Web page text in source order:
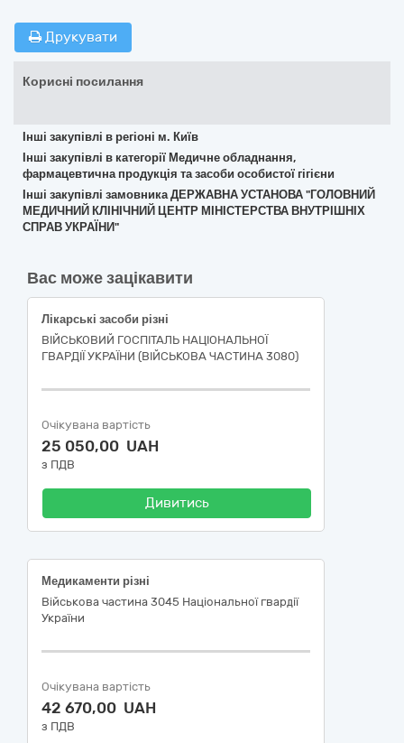
Друкувати
Корисні посилання
Інші закупівлі в регіоні м. Київ
Інші закупівлі в категорії Медичне обладнання,
фармацевтична продукція та засоби особистої гігієни
Інші закупівлі замовника ДЕРЖАВНА УСТАНОВА "ГОЛОВНИЙ
МЕДИЧНИЙ КЛІНІЧНИЙ ЦЕНТР МІНІСТЕРСТВА ВНУТРІШНІХ
СПРАВ УКРАЇНИ"
Вас може зацікавити
Лікарські засоби різні
ВІЙСЬКОВИЙ ГОСПІТАЛЬ НАЦІОНАЛЬНОЇ
ГВАРДІЇ УКРАЇНИ (ВІЙСЬКОВА ЧАСТИНА 3080)
Очікувана вартість
25 050,00 UAH
з ПДВ
Дивитись
Медикаменти різні
Військова частина 3045 Національної гвардії
України
Очікувана вартість
42 670,00 UAH
з ПДВ